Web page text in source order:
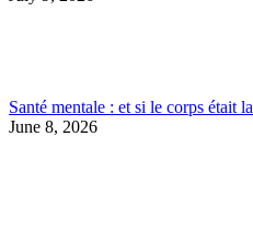
Santé mentale : et si le corps était
June 8, 2026